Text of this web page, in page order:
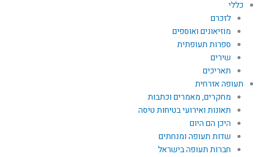
כללי
לזכרם
מוזיאונים ואוספים
ספרות תעופתית
שירים
תאריכים
תעופה אזרחית
מחקרים, מאמרים וכתבות
תאונות ואירועי בטיחות טיסה
היכן הם היום
שדות תעופה ומנחתים
חברות תעופה בישראל